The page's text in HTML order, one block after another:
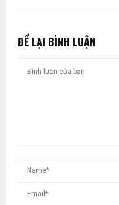
ĐỂ LẠI BÌNH LUẬN